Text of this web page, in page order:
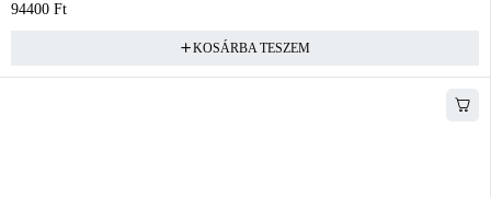
94400 Ft
KOSÁRBA TESZEM